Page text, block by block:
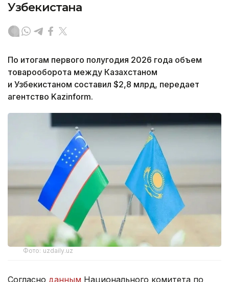
Узбекистана
По итогам первого полугодия 2026 года объем
товарооборота между Казахстаном
и Узбекистаном составил $2,8 млрд, передает
агентство Kazinform.
Фото: uzdaily.uz
Согласно данным Национального комитета по